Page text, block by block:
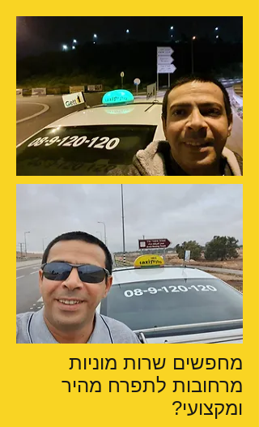
מחפשים שרות מוניות
מרחובות לתפרח מהיר
ומקצועי?